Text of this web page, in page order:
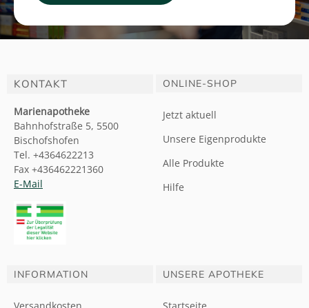
KONTAKT
Marienapotheke
Bahnhofstraße 5, 5500
Bischofshofen
Tel. +4364622213
Fax +436462221360
E-Mail
ONLINE-SHOP
Jetzt aktuell
Unsere Eigenprodukte
Alle Produkte
Hilfe
INFORMATION UNSERE APOTHEKE